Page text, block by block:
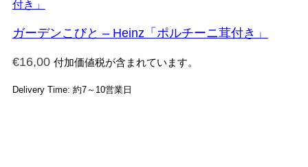
ガーデンこびと – Heinz「ポルチーニ茸付き」
€16,00 付加価値税が含まれています。
Delivery Time: 約7～10営業日